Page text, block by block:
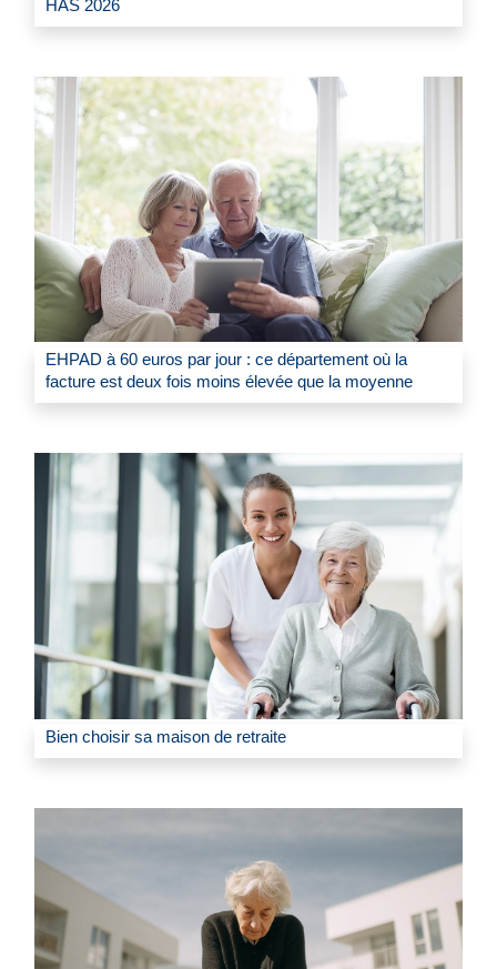
HAS 2026
EHPAD à 60 euros par jour : ce département où la
facture est deux fois moins élevée que la moyenne
Bien choisir sa maison de retraite